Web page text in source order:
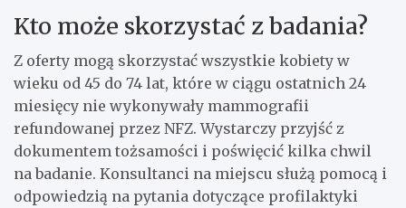
Kto może skorzystać z badania?
Z oferty mogą skorzystać wszystkie kobiety w
wieku od 45 do 74 lat, które w ciągu ostatnich 24
miesięcy nie wykonywały mammografii
refundowanej przez NFZ. Wystarczy przyjść z
dokumentem tożsamości i poświęcić kilka chwil
na badanie. Konsultanci na miejscu służą pomocą i
odpowiedzią na pytania dotyczące profilaktyki